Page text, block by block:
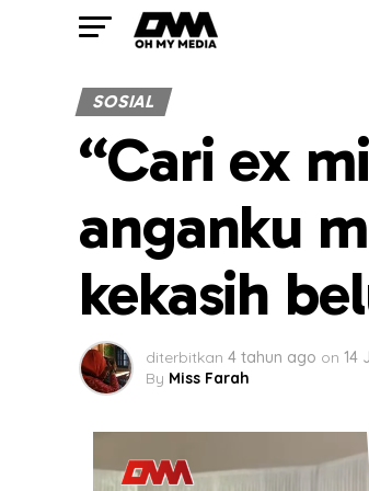
SOSIAL
“Cari ex
anganku
kekasih
diterbitkan 4 tahun ago on 14
By Miss Farah